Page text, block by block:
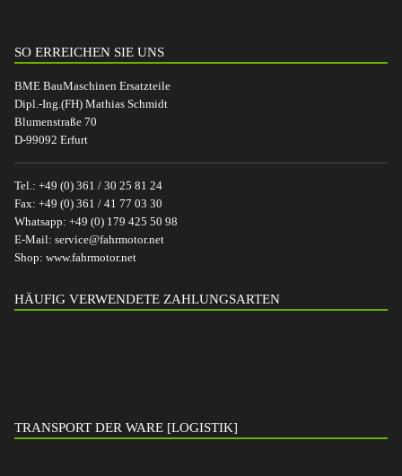
SO ERREICHEN SIE UNS
BME BauMaschinen Ersatzteile
Dipl.-Ing.(FH) Mathias Schmidt
Blumenstraße 70
D-99092 Erfurt
Tel.: +49 (0) 361 / 30 25 81 24
Fax: +49 (0) 361 / 41 77 03 30
Whatsapp: +49 (0) 179 425 50 98
E-Mail: service@fahrmotor.net
Shop: www.fahrmotor.net
HÄUFIG VERWENDETE ZAHLUNGSARTEN
TRANSPORT DER WARE [LOGISTIK]